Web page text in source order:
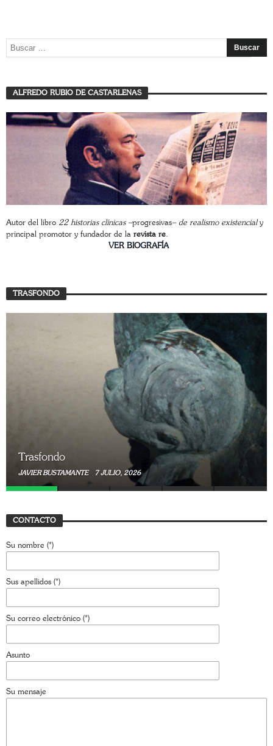
ALFREDO RUBIO DE CASTARLENAS
Autor del libro 22 historias clínicas –progresivas– de realismo existencialy
principal promotor y fundador de la revista re.
VER BIOGRAFÍA
TRASFONDO
Trasfondo
JAVIER BUSTAMANTE 7 JULIO, 2026
CONTACTO
Su nombre (*)
Sus apellidos (*)
Su correo electrónico (*)
Asunto
Su mensaje